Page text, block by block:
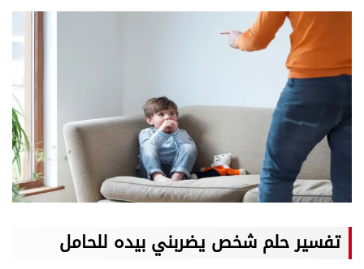
تفسير حلم شخص يضربني بيده للحامل